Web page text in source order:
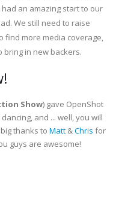
an amazing start to our
We still need to raise
find more media coverage,
in new backers.
Show) gave OpenShot
and ... well, you will
thanks to Matt &Chris for
guys are awesome!